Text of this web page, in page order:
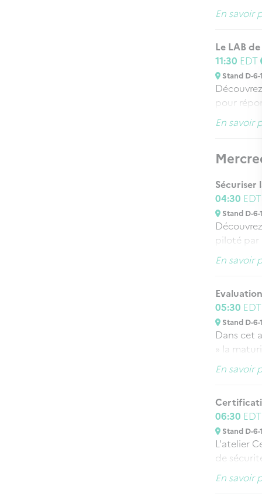
ouvert à
gestion
En savoir
Le LAB
11:30 EDT
Stand D-6-1
pour
renforcer
En savoir
Sécuriser
04:30 EDT
Stand D-6-1
piloté par
services
entreprises.
En savoir
05:30 EDT
Stand D-6-1
Dans cet
» la
base du
et Crise
En savoir
06:30 EDT
Stand D-6-1
L'atelier
de
matière
En savoir